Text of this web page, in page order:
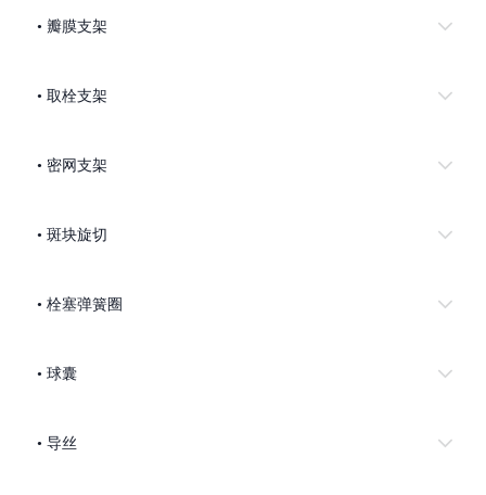
• 瓣膜支架
• 取栓支架
• 密网支架
• 斑块旋切
• 栓塞弹簧圈
• 球囊
• 导丝